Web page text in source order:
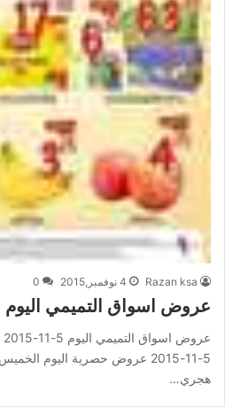
Razan ksa 4 نوفمبر,2015 0
عروض اسواق التميمي اليوم 5-11-2015
هجري…